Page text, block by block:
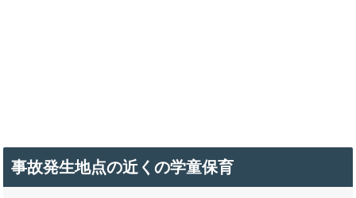
事故発生地点の近くの学童保育